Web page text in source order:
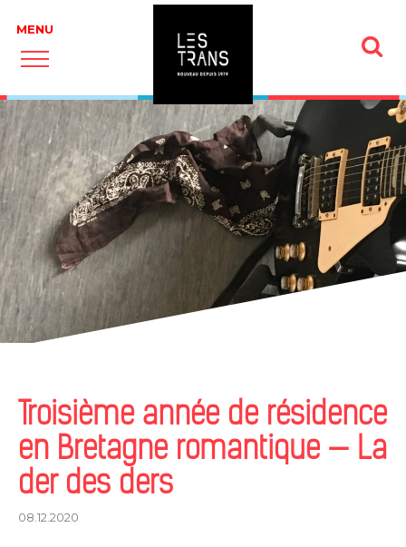
Troisième année de résidence
en Bretagne romantique — La
der des ders
08.12.2020